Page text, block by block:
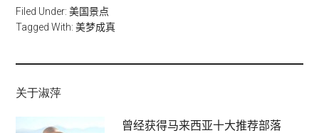
Filed Under:美国景点
Tagged With:美梦成真
关于淑萍
曾经获得马来西亚十大推荐部落